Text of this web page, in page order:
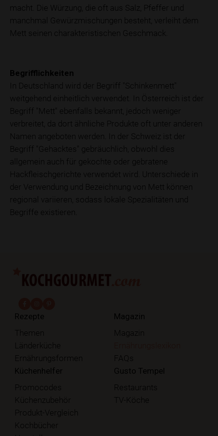
macht. Die Würzung, die oft aus Salz, Pfeffer und
manchmal Gewürzmischungen besteht, verleiht dem
Mett seinen charakteristischen Geschmack.
Begrifflichkeiten
In Deutschland wird der Begriff "Schinkenmett"
weitgehend einheitlich verwendet. In Österreich ist der
Begriff "Mett" ebenfalls bekannt, jedoch weniger
verbreitet, da dort ähnliche Produkte oft unter anderen
Namen angeboten werden. In der Schweiz ist der
Begriff "Gehacktes" gebräuchlich, obwohl dies
allgemein auch für gekochte oder gebratene
Hackfleischgerichte verwendet wird. Unterschiede in
der Verwendung und Bezeichnung von Mett können
regional variieren, sodass lokale Spezialitäten und
Begriffe existieren.
Rezepte
Themen
Länderküche
Ernährungsformen
Magazin
Magazin
FAQs
Küchenhelfer
Promocodes
Küchenzubehör
Produkt-Vergleich
Kochbücher
Gusto Tempel
Restaurants
TV-Köche